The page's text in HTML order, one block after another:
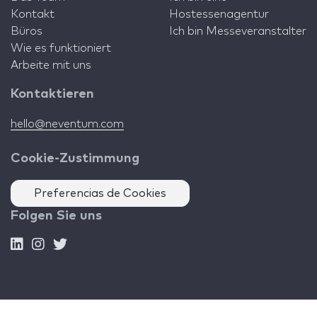
Kontakt
Büros
Wie es funktioniert
Arbeite mit uns
Hostessenagentur
Ich bin Messeveranstalter
Kontaktieren
hello@neventum.com
Cookie-Zustimmung
Preferencias de Cookies
Folgen Sie uns